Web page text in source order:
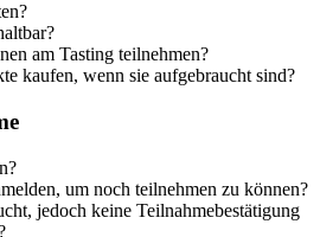
am Tasting teilnehmen?
kaufen, wenn sie aufgebraucht sind?
um noch teilnehmen zu können?
jedoch keine Teilnahmebestätigung